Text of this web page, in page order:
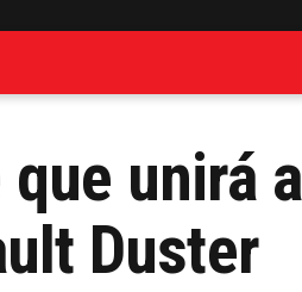
unirá
Duster